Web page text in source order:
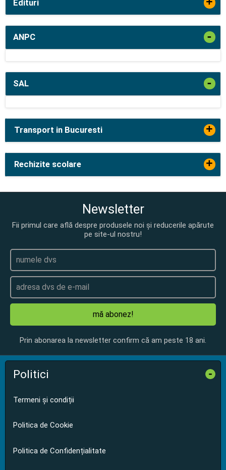
Edituri
ANPC -
SAL -
Transport in Bucuresti +
Rechizite scolare +
Newsletter
Fii primul care află despre produsele noi și reducerile apărute
pe site-ul nostru!
mă abonez!
Prin abonarea la newsletter confirm că am peste 18 ani.
Politici -
Termeni și condiții
Politica de Cookie
Politica de Confidențialitate